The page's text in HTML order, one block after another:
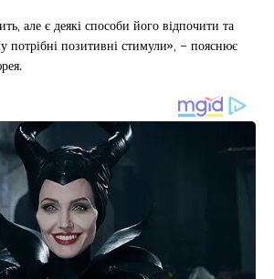
але є деякі способи його відпочити та
позитивні стимули», – пояснює